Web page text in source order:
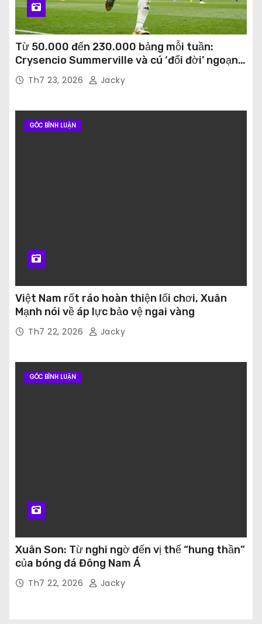
Từ 50.000 đến 230.000 bảng mỗi tuần:
Crysencio Summerville và cú ‘đổi đời’ ngoạn
mục tại Saudi Arabia
Th7 23, 2026 Jacky
GÓC BÌNH LUẬN
Việt Nam rốt ráo hoàn thiện lối chơi, Xuân
Mạnh nói về áp lực bảo vệ ngai vàng
Th7 22, 2026 Jacky
GÓC BÌNH LUẬN
Xuân Son: Từ nghi ngờ đến vị thế “hung thần”
của bóng đá Đông Nam Á
Th7 22, 2026 Jacky